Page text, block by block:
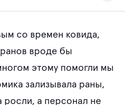
для снижения стоимости
если хотите, чтобы вас нашли
– больше не роскошь
в 2023 году?
со времен ковида,
вроде бы
этому помогли мы
зализывала раны,
а персонал не